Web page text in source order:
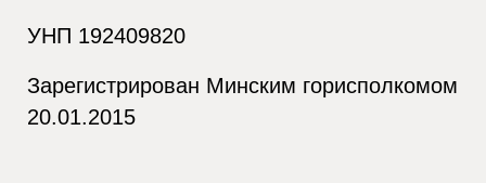
УНП 192409820
Зарегистрирован Минским горисполкомом
20.01.2015